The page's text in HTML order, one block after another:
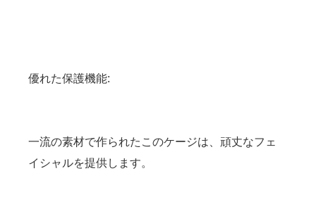
優れた保護機能:
一流の素材で作られたこのケージは、頑丈なフェ
イシャルを提供します。